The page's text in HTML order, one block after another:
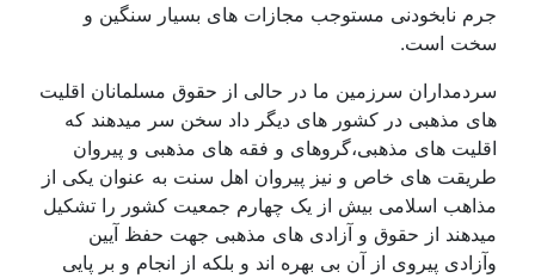
جرم نابخودنی مستوجب مجازات های بسیار سنگین و
سخت است.
سردمداران سرزمین ما در حالی از حقوق مسلمانان اقلیت
های مذهبی در کشور های دیگر داد سخن سر میدهند که
اقلیت های مذهبی،گروهای و فقه های مذهبی و پیروان
طریقت های خاص و نیز پیروان اهل سنت به عنوان یکی از
مذاهب اسلامی بیش از یک چهارم جمعیت کشور را تشکیل
میدهند از حقوق و آزادی های مذهبی جهت حفظ آیین
وآزادی پیروی از آن بی بهره اند و بلکه از انجام و بر پایی